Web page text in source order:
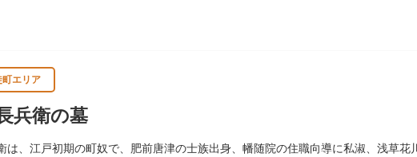
町エリア
兵衛の墓
は、江戸初期の町奴で、肥前唐津の士族出身、幡随院の住職向導に私淑、浅草